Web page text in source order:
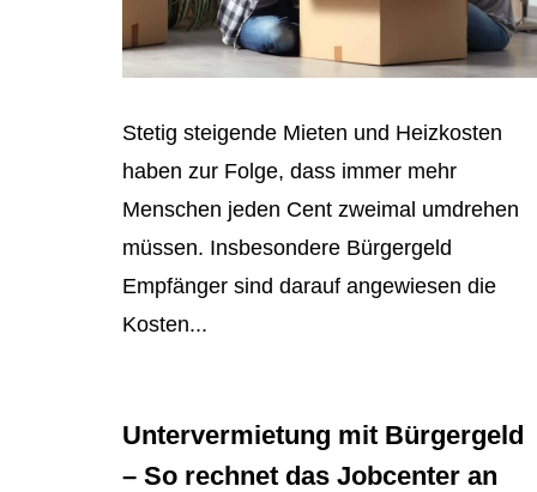
Stetig steigende Mieten und Heizkosten
haben zur Folge, dass immer mehr
Menschen jeden Cent zweimal umdrehen
müssen. Insbesondere Bürgergeld
Empfänger sind darauf angewiesen die
Kosten...
Untervermietung mit Bürgergeld
– So rechnet das Jobcenter an